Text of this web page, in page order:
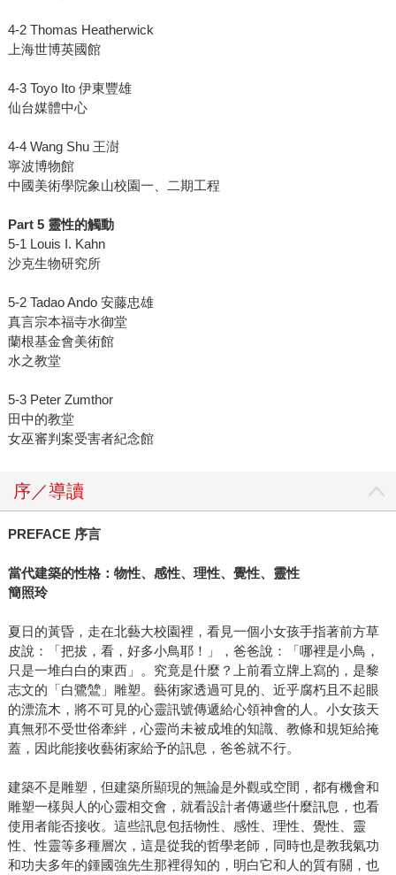
4-2 Thomas Heatherwick
上海世博英國館
4-3 Toyo Ito 伊東豐雄
仙台媒體中心
4-4 Wang Shu 王澍
寧波博物館
中國美術學院象山校園一、二期工程
Part 5 靈性的觸動
5-1 Louis I. Kahn
沙克生物研究所
5-2 Tadao Ando 安藤忠雄
真言宗本福寺水御堂
蘭根基金會美術館
水之教堂
5-3 Peter Zumthor
田中的教堂
女巫審判案受害者紀念館
序／導讀
PREFACE 序言
當代建築的性格：物性、感性、理性、覺性、靈性
簡照玲
夏日的黃昏，走在北藝大校園裡，看見一個小女孩手指著前方草
皮說：「把拔，看，好多小鳥耶！」，爸爸說：「哪裡是小鳥，
只是一堆白白的東西」。究竟是什麼？上前看立牌上寫的，是黎
志文的「白鷺鷥」雕塑。藝術家透過可見的、近乎腐朽且不起眼
的漂流木，將不可見的心靈訊號傳遞給心領神會的人。小女孩天
真無邪不受世俗牽絆，心靈尚未被成堆的知識、教條和規矩給掩
蓋，因此能接收藝術家給予的訊息，爸爸就不行。
建築不是雕塑，但建築所顯現的無論是外觀或空間，都有機會和
雕塑一樣與人的心靈相交會，就看設計者傳遞些什麼訊息，也看
使用者能否接收。這些訊息包括物性、感性、理性、覺性、靈
性、性靈等多種層次，這是從我的哲學老師，同時也是教我氣功
和功夫多年的鍾國強先生那裡得知的，明白它和人的質有關，也